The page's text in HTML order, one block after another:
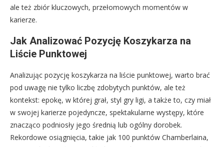
ale też zbiór kluczowych, przełomowych momentów w
karierze.
Jak Analizować Pozycję Koszykarza na
Liście Punktowej
Analizując pozycję koszykarza na liście punktowej, warto brać
pod uwagę nie tylko liczbę zdobytych punktów, ale też
kontekst: epokę, w której grał, styl gry ligi, a także to, czy miał
w swojej karierze pojedyncze, spektakularne występy, które
znacząco podniosły jego średnią lub ogólny dorobek.
Rekordowe osiągnięcia, takie jak 100 punktów Chamberlaina,